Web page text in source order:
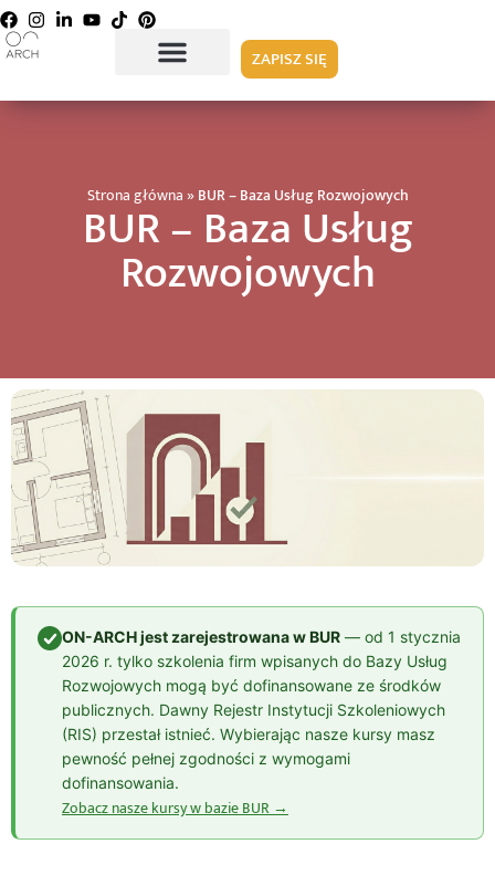
ZAPISZ SIĘ
Strona główna »BUR – Baza Usług Rozwojowych
BUR – Baza Usług
Rozwojowych
ON-ARCH jest zarejestrowana w BUR — od 1 stycznia
2026 r. tylko szkolenia firm wpisanych do Bazy Usług
Rozwojowych mogą być dofinansowane ze środków
publicznych. Dawny Rejestr Instytucji Szkoleniowych
(RIS) przestał istnieć. Wybierając nasze kursy masz
pewność pełnej zgodności z wymogami
dofinansowania.
Zobacz nasze kursy w bazie BUR →